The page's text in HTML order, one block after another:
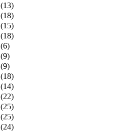
(13)
(18)
(15)
(18)
(6)
(9)
(9)
(18)
(14)
(22)
(25)
(25)
(24)